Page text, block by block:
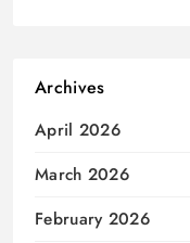
Archives
April 2026
March 2026
February 2026